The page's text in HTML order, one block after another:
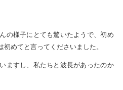
の様子にとても驚いたようで、初め
めてと言ってくださいました。
ますし、私たちと波長があったのか